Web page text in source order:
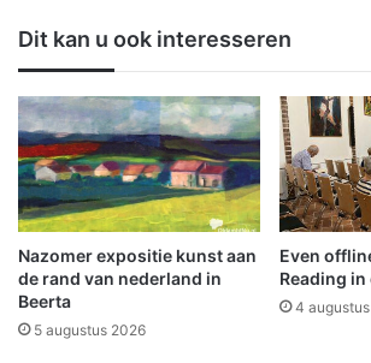
i
j
k
g
e
o
p
e
n
d
o
p
v
o
o
r
O
e
k
r
a
ï
n
e
Dit kan u ook interesseren
Nazomer expositie kunst aan
de rand van nederland in
Beerta
5 augustus 2026
Even
Reading
4